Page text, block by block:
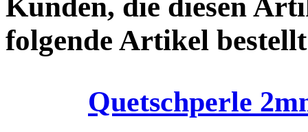
Kunden, die diesen
folgende Artikel
Quetschperle